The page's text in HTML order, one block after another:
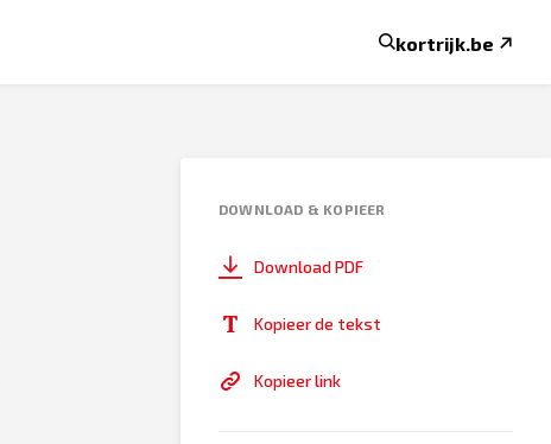
kortrijk.be
DOWNLOAD & KOPIEER
Download PDF
Kopieer de tekst
Kopieer link